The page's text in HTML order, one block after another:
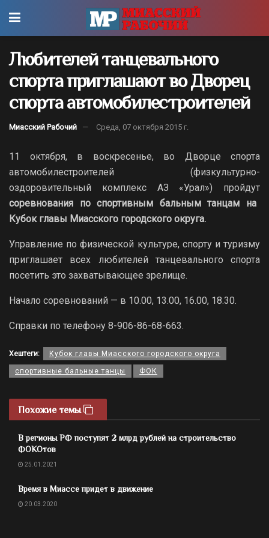
Любителей танцевального
спорта приглашают во Дворец
спорта автомобилестроителей
Миасский Рабочий Среда, 07 октября 2015 г.
11 октября, в воскресенье, во Дворце спорта
автомобилестроителей (физкультурно-
оздоровительный комплекс АЗ «Урал») пройдут
соревнования по спортивным бальным танцам на
Кубок главы Миасского городского округа.
Управление по физической культуре, спорту и туризму
приглашает всех любителей танцевального спорта
посетить это захватывающее зрелище.
Начало соревнований — в 10.00, 13.00, 16.00, 18.30.
Справки по телефону 8-906-86-68-663.
Хештеги: Кубок главы Миасского городского округа
спортивные бальные танцы ФОК
Похожие темы
В регионы РФ поступят 2 млрд рублей на строительство
ФОКОтов
25.01.2021
Время в Миассе придет в движение
20.03.2020